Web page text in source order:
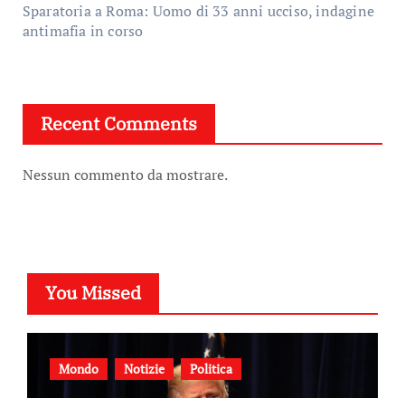
Sparatoria a Roma: Uomo di 33 anni ucciso, indagine
antimafia in corso
Recent Comments
Nessun commento da mostrare.
You Missed
Mondo Notizie Politica